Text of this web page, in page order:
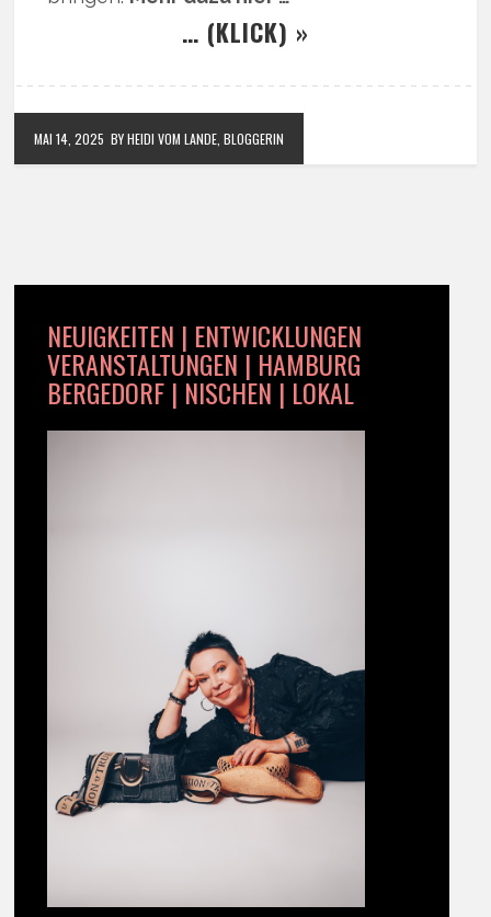
… (KLICK) »
MAI 14, 2025 BY HEIDI VOM LANDE, BLOGGERIN
NEUIGKEITEN | ENTWICKLUNGEN
VERANSTALTUNGEN | HAMBURG
BERGEDORF | NISCHEN | LOKAL